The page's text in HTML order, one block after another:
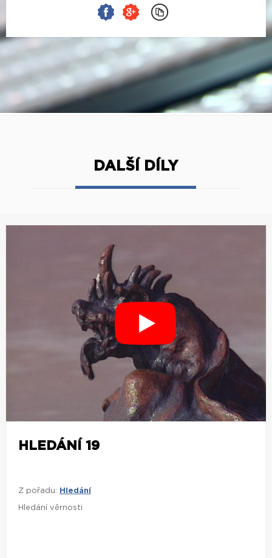
DALŠÍ DÍLY
HLEDÁNÍ 19
Z pořadu: Hledání
Hledání věrnosti